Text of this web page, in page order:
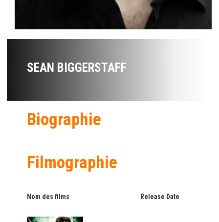
SEAN BIGGERSTAFF
Biographie
Filmographie
Nom des films Release Date